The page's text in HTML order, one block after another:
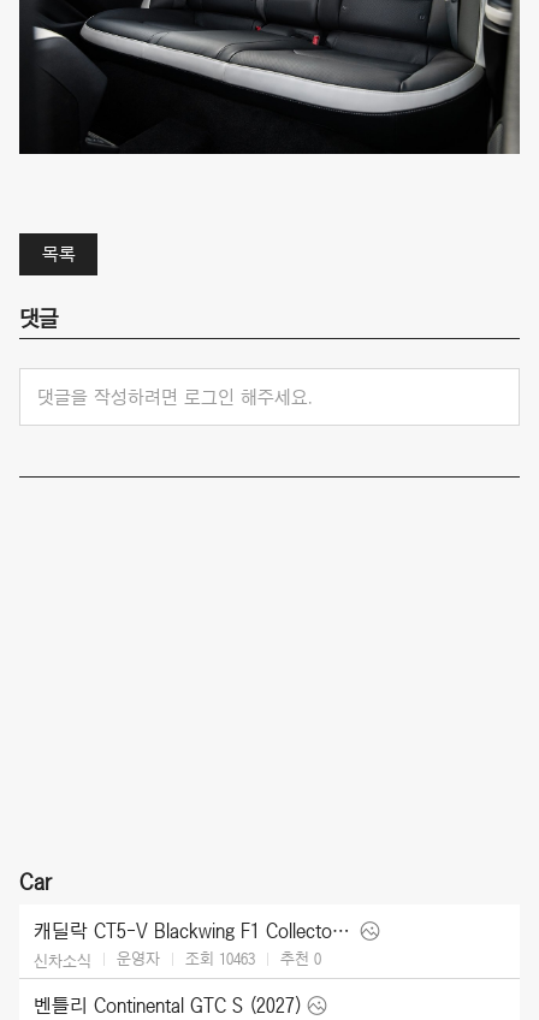
목록
댓글
댓글을 작성하려면 로그인 해주세요.
Car
캐딜락 CT5-V Blackwing F1 Collector Series (2026)
신차소식 운영자 조회 10463 추천 0
벤틀리 Continental GTC S (2027)